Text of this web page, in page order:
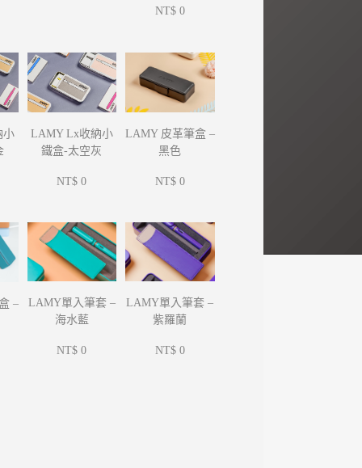
NT$ 0
小
LAMY Lx收納小
鐵盒-太空灰
NT$ 0
LAMY 皮革筆盒 –
黑色
NT$ 0
–
LAMY單入筆套 –
海水藍
NT$ 0
LAMY單入筆套 –
紫羅蘭
NT$ 0